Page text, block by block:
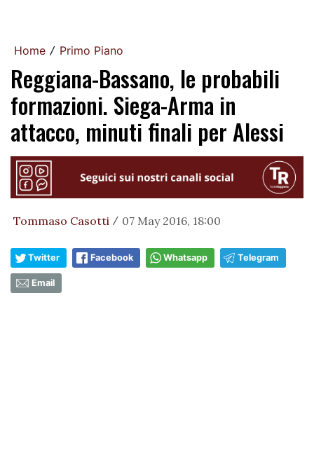
Home / Primo Piano
Reggiana-Bassano, le probabili
formazioni. Siega-Arma in
attacco, minuti finali per Alessi
Tommaso Casotti / 07 May 2016, 18:00
Twitter Facebook Whatsapp Telegram
Email